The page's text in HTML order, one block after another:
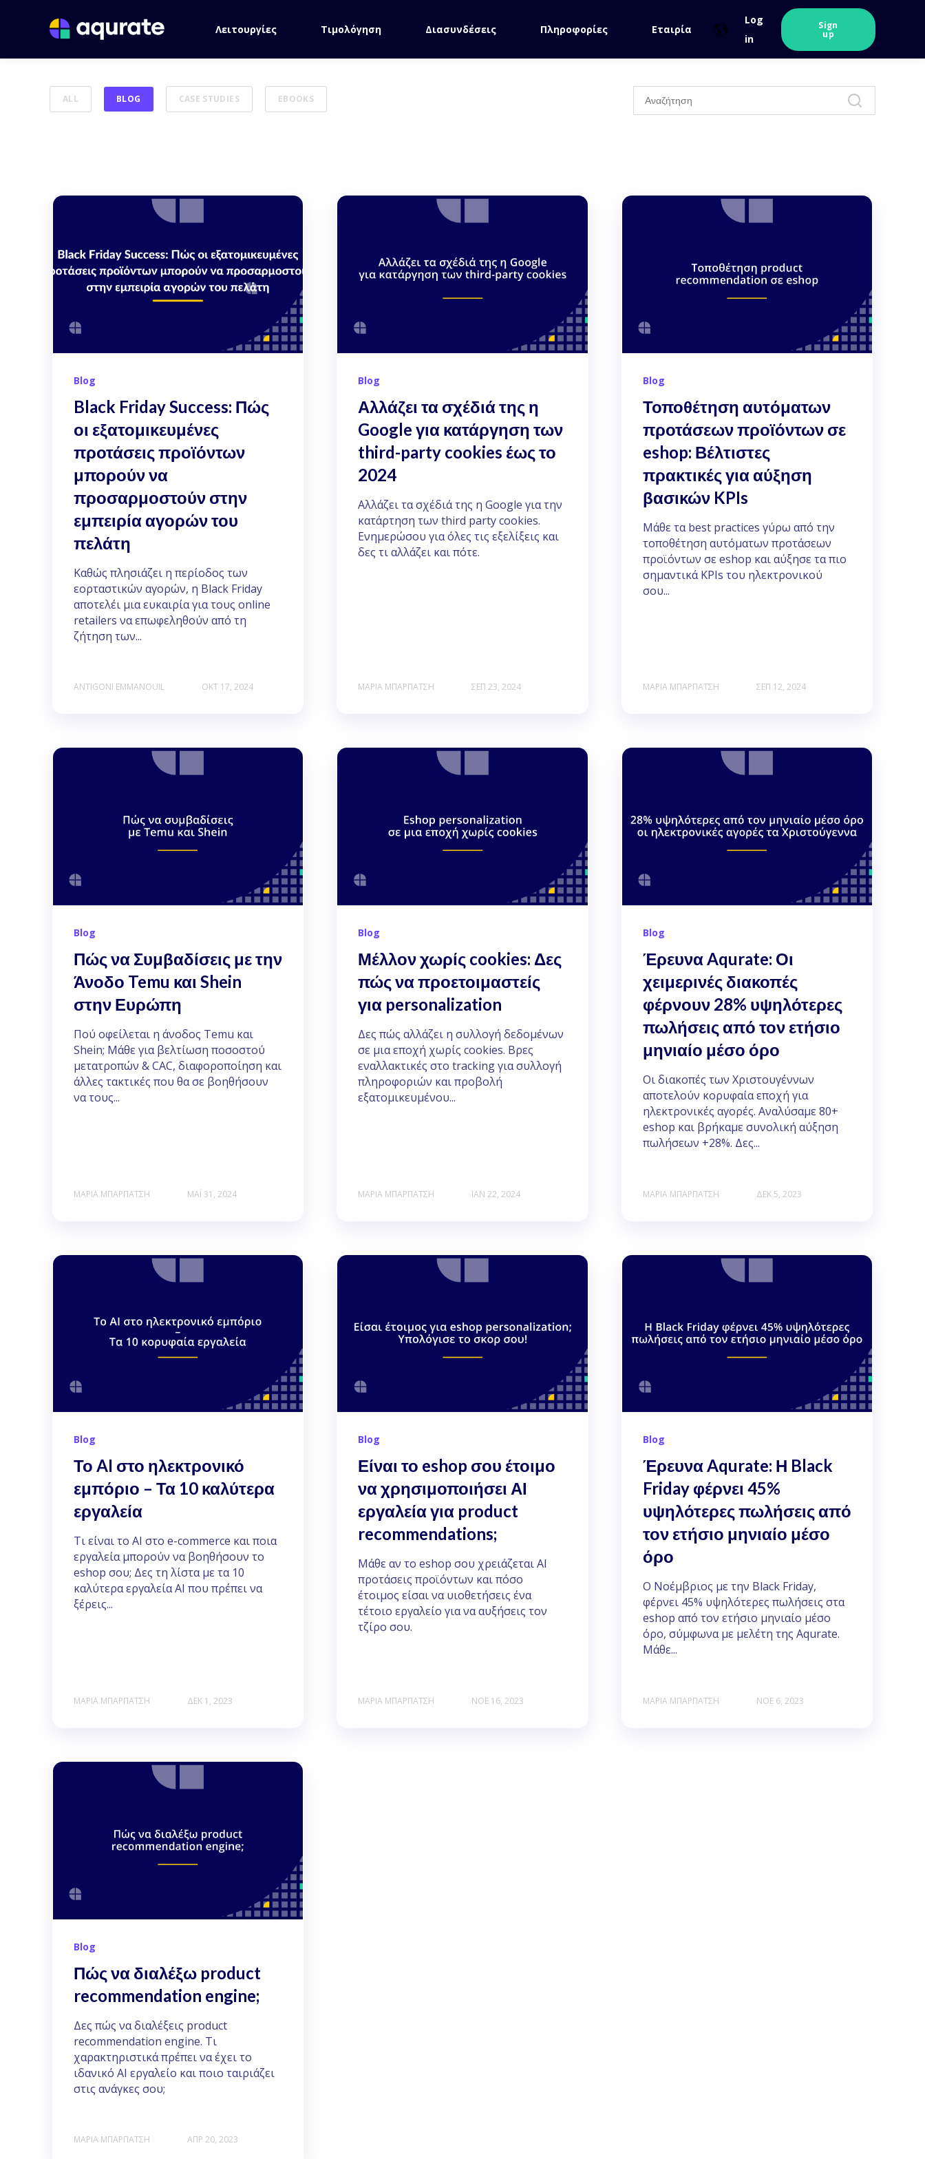
Λειτουργίες Τιμολόγηση Διασυνδέσεις Πληροφορίες Εταιρία
Log
in
Sign
up
ALL BLOG CASE STUDIES EBOOKS
Blog
Black Friday Success: Πώς
οι εξατομικευμένες
προτάσεις προϊόντων
μπορούν να
προσαρμοστούν στην
εμπειρία αγορών του
πελάτη
Καθώς πλησιάζει η περίοδος των
εορταστικών αγορών, η Black Friday
αποτελέι μια ευκαιρία για τους online
retailers να επωφεληθούν από τη
ζήτηση των...
ANTIGONI EMMANOUIL ΟΚΤ 17, 2024
Blog
Αλλάζει τα σχέδιά της η
Google για κατάργηση των
third-party cookies έως το
2024
Αλλάζει τα σχέδιά της η Google για την
κατάρτηση των third party cookies.
Ενημερώσου για όλες τις εξελίξεις και
δες τι αλλάζει και πότε.
ΜΑΡΊΑ ΜΠΑΡΠΆΤΣΗ ΣΕΠ 23, 2024
Blog
Τοποθέτηση αυτόματων
προτάσεων προϊόντων σε
eshop: Βέλτιστες
πρακτικές για αύξηση
βασικών KPIs
Μάθε τα best practices γύρω από την
τοποθέτηση αυτόματων προτάσεων
προϊόντων σε eshop και αύξησε τα πιο
σημαντικά KPIs του ηλεκτρονικού
σου...
ΜΑΡΊΑ ΜΠΑΡΠΆΤΣΗ ΣΕΠ 12, 2024
Blog
Πώς να Συμβαδίσεις με την
Άνοδο Temu και Shein
στην Ευρώπη
Πού οφείλεται η άνοδος Temu και
Shein; Μάθε για βελτίωση ποσοστού
μετατροπών & CAC, διαφοροποίηση και
άλλες τακτικές που θα σε βοηθήσουν
να τους...
ΜΑΡΊΑ ΜΠΑΡΠΆΤΣΗ ΜΑΪ́ 31, 2024
Blog
Μέλλον χωρίς cookies: Δες
πώς να προετοιμαστείς
για personalization
Δες πώς αλλάζει η συλλογή δεδομένων
σε μια εποχή χωρίς cookies. Βρες
εναλλακτικές στο tracking για συλλογή
πληροφοριών και προβολή
εξατομικευμένου...
ΜΑΡΊΑ ΜΠΑΡΠΆΤΣΗ ΙΑΝ 22, 2024
Blog
Έρευνα Aqurate: Οι
χειμερινές διακοπές
φέρνουν 28% υψηλότερες
πωλήσεις από τον ετήσιο
μηνιαίο μέσο όρο
Οι διακοπές των Χριστουγέννων
αποτελούν κορυφαία εποχή για
ηλεκτρονικές αγορές. Αναλύσαμε 80+
eshop και βρήκαμε συνολική αύξηση
πωλήσεων +28%. Δες...
ΜΑΡΊΑ ΜΠΑΡΠΆΤΣΗ ΔΕΚ 5, 2023
Blog
Το AI στο ηλεκτρονικό
εμπόριο – Τα 10 καλύτερα
εργαλεία
Τι είναι το AI στο e-commerce και ποια
εργαλεία μπορούν να βοηθήσουν το
eshop σου; Δες τη λίστα με τα 10
καλύτερα εργαλεία ΑΙ που πρέπει να
ξέρεις...
ΜΑΡΊΑ ΜΠΑΡΠΆΤΣΗ ΔΕΚ 1, 2023
Blog
Είναι το eshop σου έτοιμο
να χρησιμοποιήσει ΑΙ
εργαλεία για product
recommendations;
Μάθε αν το eshop σου χρειάζεται ΑΙ
προτάσεις προϊόντων και πόσο
έτοιμος είσαι να υιοθετήσεις ένα
τέτοιο εργαλείο για να αυξήσεις τον
τζίρο σου.
ΜΑΡΊΑ ΜΠΑΡΠΆΤΣΗ ΝΟΕ 16, 2023
Blog
Έρευνα Aqurate: Η Black
Friday φέρνει 45%
υψηλότερες πωλήσεις από
τον ετήσιο μηνιαίο μέσο
όρο
Ο Νοέμβριος με την Black Friday,
φέρνει 45% υψηλότερες πωλήσεις στα
eshop από τον ετήσιο μηνιαίο μέσο
όρο, σύμφωνα με μελέτη της Aqurate.
Μάθε...
ΜΑΡΊΑ ΜΠΑΡΠΆΤΣΗ ΝΟΕ 6, 2023
Blog
Πώς να διαλέξω product
recommendation engine;
Δες πώς να διαλέξεις product
recommendation engine. Τι
χαρακτηριστικά πρέπει να έχει το
ιδανικό ΑΙ εργαλείο και ποιο ταιριάζει
στις ανάγκες σου;
ΜΑΡΊΑ ΜΠΑΡΠΆΤΣΗ ΑΠΡ 20, 2023